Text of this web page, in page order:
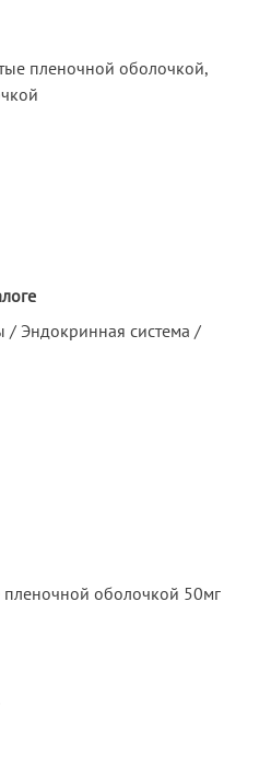
пленочной оболочкой,
/ Эндокринная система /
пленочной оболочкой 50мг